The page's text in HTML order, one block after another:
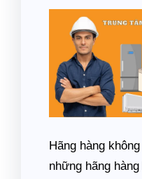
Hãng hàng
những hãng